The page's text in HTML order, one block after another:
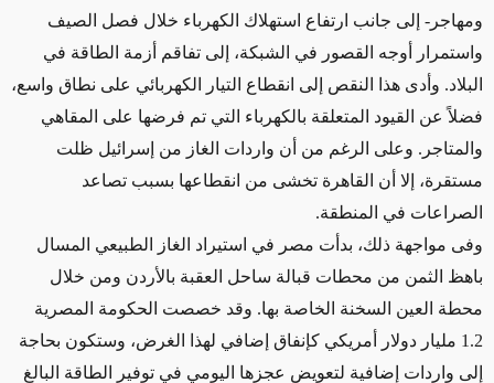
ومهاجر- إلى جانب ارتفاع استهلاك الكهرباء خلال فصل الصيف
واستمرار أوجه القصور في الشبكة، إلى تفاقم أزمة الطاقة في
البلاد. وأدى هذا النقص إلى انقطاع التيار الكهربائي على نطاق واسع،
فضلاً عن القيود المتعلقة بالكهرباء التي تم فرضها على المقاهي
والمتاجر. وعلى الرغم من أن واردات الغاز من إسرائيل ظلت
مستقرة، إلا أن القاهرة تخشى من انقطاعها بسبب تصاعد
الصراعات في المنطقة.
وفى مواجهة ذلك، بدأت مصر في استيراد الغاز الطبيعي المسال
باهظ الثمن من محطات قبالة ساحل العقبة بالأردن ومن خلال
محطة العين السخنة الخاصة بها. وقد خصصت الحكومة المصرية
1.2 مليار دولار أمريكي كإنفاق إضافي لهذا الغرض، وستكون بحاجة
إلى واردات إضافية لتعويض عجزها اليومي في توفير الطاقة البالغ